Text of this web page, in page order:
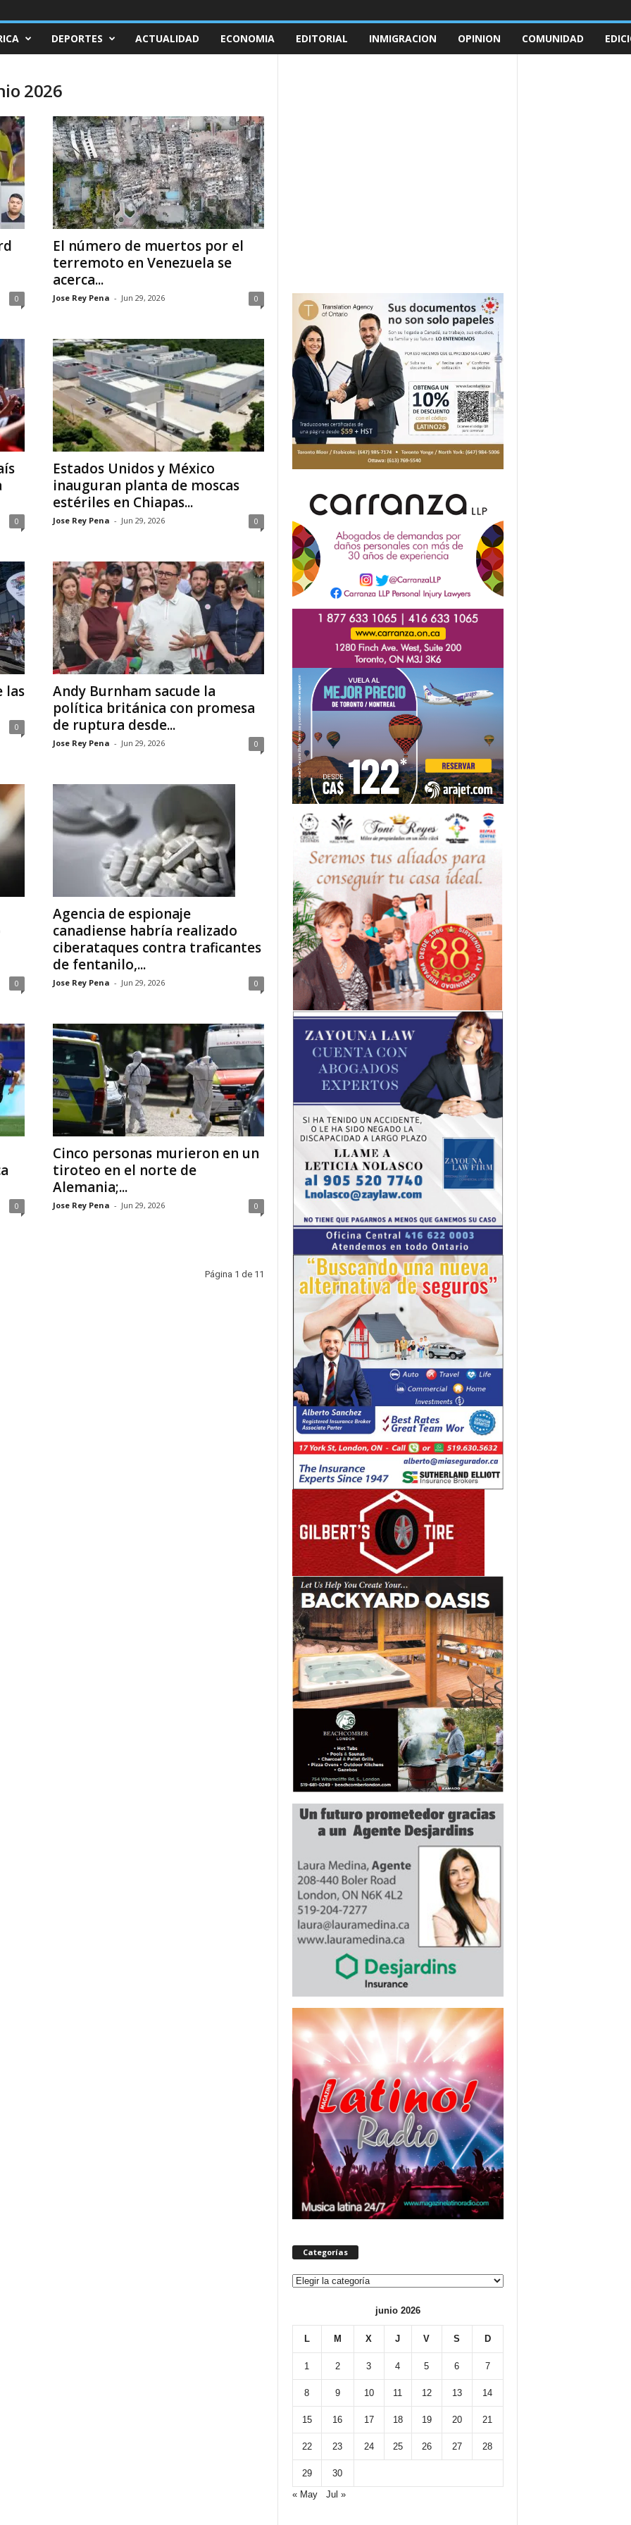
DEPORTES ACTUALIDAD ECONOMIA EDITORIAL INMIGRACION OPINION COMUNIDAD
2026
0
El número de muertos por el
terremoto en Venezuela se
acerca...
Jose Rey Pena - Jun 29, 2026 0
0
Estados Unidos y México
inauguran planta de moscas
estériles en Chiapas...
Jose Rey Pena - Jun 29, 2026 0
las
0
Andy Burnham sacude la
política británica con promesa
de ruptura desde...
Jose Rey Pena - Jun 29, 2026 0
0
Agencia de espionaje
canadiense habría realizado
ciberataques contra traficantes
de fentanilo,...
Jose Rey Pena - Jun 29, 2026 0
0
Cinco personas murieron en un
tiroteo en el norte de
Alemania;...
Jose Rey Pena - Jun 29, 2026 0
Página 1 de 11
Categorías
Categorías
junio 2026
L M X J V S D
1 2 3 4 5 6 7
8 9 10 11 12 13 14
15 16 17 18 19 20 21
22 23 24 25 26 27 28
29
30
« May
Jul »